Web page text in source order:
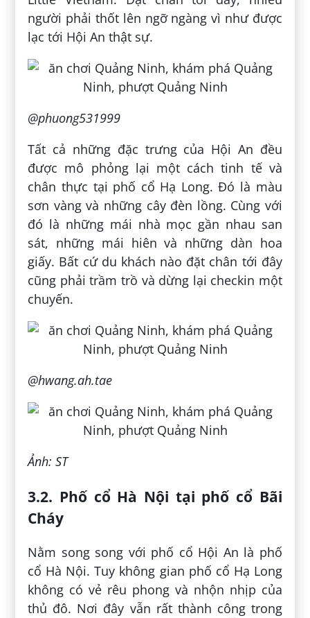
người phải thốt lên ngỡ ngàng vì như được
lạc tới Hội An thật sự.
@phuong531999
Tất cả những đặc trưng của Hội An đều
được mô phỏng lại một cách tinh tế và
chân thực tại phố cổ Hạ Long. Đó là màu
sơn vàng và những cây đèn lồng. Cùng với
đó là những mái nhà mọc gần nhau san
sát, những mái hiên và những dàn hoa
giấy. Bất cứ du khách nào đặt chân tới đây
cũng phải trầm trồ và dừng lại checkin một
chuyến.
@hwang.ah.tae
Ảnh: ST
3.2. Phố cổ Hà Nội tại phố cổ Bãi
Cháy
Nằm song song với phố cổ Hội An là phố
cổ Hà Nội. Tuy không gian phố cổ Hạ Long
không có vẻ rêu phong và nhộn nhịp của
thủ đô. Nơi đây vẫn rất thành công trong